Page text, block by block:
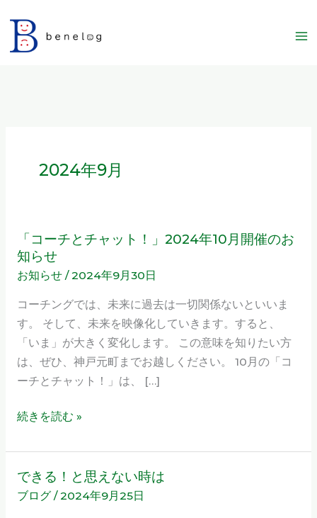
を
2024年9月
「コーチとチャット！」2024年10月開催のお
知らせ
お知らせ/2024年9月30日
コーチングでは、未来に過去は一切関係ないといいま
す。 そして、未来を映像化していきます。すると、
「いま」が大きく変化します。 この意味を知りたい方
は、ぜひ、神戸元町までお越しください。 10月の「コ
ーチとチャット！」は、 […]
「コ
ー
チ
チ
ャ
ッ
ト！」
年
月
開
催
続きを読む »
できる！と思えない時は
ブログ/2024年9月25日
で
き